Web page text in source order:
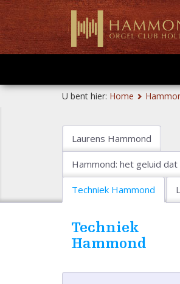
U bent hier: Home
Laurens Hammond
Hammond: het geluid dat
Techniek Hammond
Techniek
Hammond